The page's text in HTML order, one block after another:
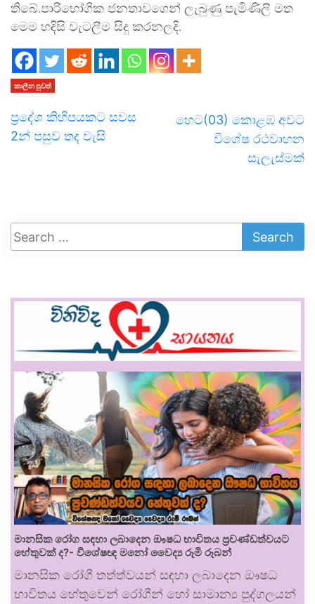
තිබේ.පාරිභෝගික ජනතාවගෙන් ලැබුණු පැමිණිලි මත
මෙම හදිසි වැටලීම සිදු කරනලදි.
කාලීන පුවත්
ප්‍රදේශ කිහිපයකට සවස
2න් පසුව තද වැසි
හෙට(03) කොළඹ අවට
විශේෂ රථවාහන
සැලැස්මක්
මානසික රෝග සඳහා ලබාදෙන ඖෂධ භාවිතය ප්‍රචණ්ඩත්වයට
හේතුවක් ද?- විශේෂඥ මනෝ වෛද්‍ය රූමි රූබන්
මානසික රෝගී තත්ත්වයන් සඳහා ලබාදෙන ඖෂධ
භාවිතය හේතුවෙන් රෝගීන් හෝ සාමාන්‍ය පුද්ගලයන්